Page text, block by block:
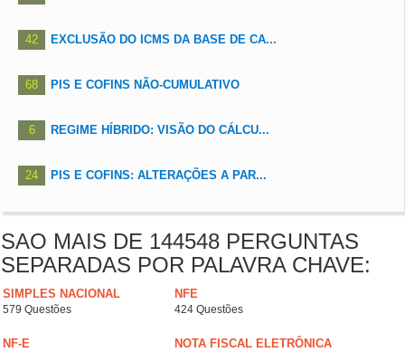
42 EXCLUSÃO DO ICMS DA BASE DE CA...
68 PIS E COFINS NÃO-CUMULATIVO
6 REGIME HÍBRIDO: VISÃO DO CÁLCU...
24 PIS E COFINS: ALTERAÇÕES A PAR...
SAO MAIS DE 144548 PERGUNTAS
SEPARADAS POR PALAVRA CHAVE:
SIMPLES NACIONAL
579 Questões
NFE
424 Questões
NF-E NOTA FISCAL ELETRÔNICA